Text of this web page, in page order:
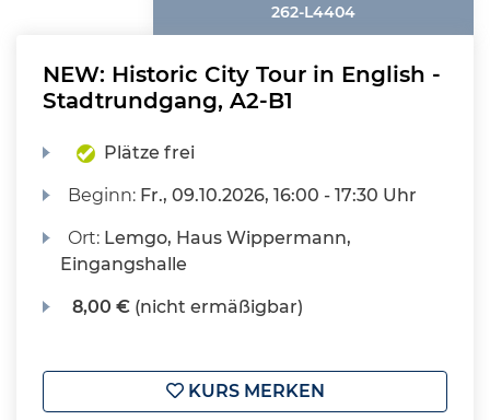
262-L4404
NEW: Historic City Tour in English -
Stadtrundgang, A2-B1
Plätze frei
Beginn: Fr., 09.10.2026, 16:00 - 17:30 Uhr
Ort: Lemgo, Haus Wippermann,
Eingangshalle
8,00 € (nicht ermäßigbar)
KURS MERKEN